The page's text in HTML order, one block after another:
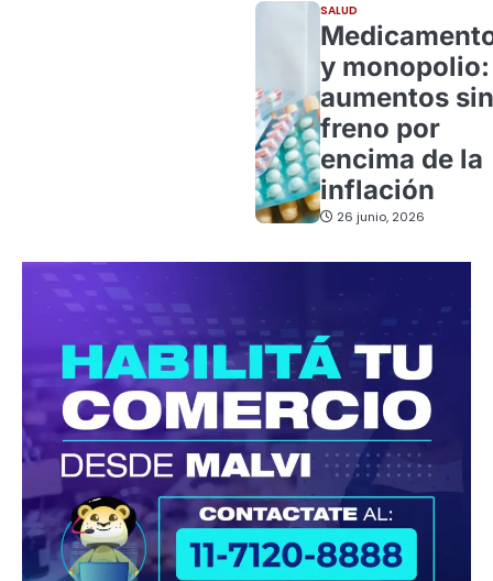
SALUD
y monopolio:
aumentos sin
freno por
encima de la
inflación
26 junio, 2026